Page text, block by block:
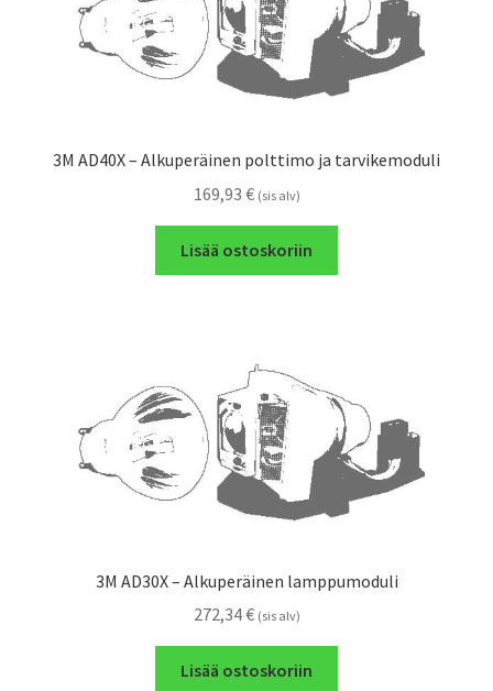
3M AD40X – Alkuperäinen polttimo ja tarvikemoduli
169,93 € (sis alv)
Lisää ostoskoriin
3M AD30X – Alkuperäinen lamppumoduli
272,34€ (sis alv)
Lisää ostoskoriin